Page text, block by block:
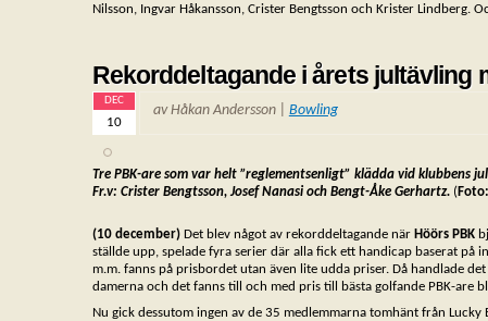
Nilsson, Ingvar Håkansson, Crister Bengtsson och Krister Lindberg.
Rekorddeltagande i årets jultävling
DEC
10
av Håkan Andersson | Bowling
Tre PBK-are som var helt ”reglementsenligt” klädda vid klubbens
Fr.v: Crister Bengtsson,Josef Nanasi och Bengt-Åke Gerhartz. (
(10 december) Det blev något av rekorddeltagande när Höörs PBK
ställde upp, spelade fyra serier där alla fick ett handicap baserat
m.m. fanns på prisbordet utan även lite udda priser. Då handlade
damerna och det fanns till och med pris till bästa golfande PBK-are
Nu gick dessutom ingen av de 35 medlemmarna tomhänt från